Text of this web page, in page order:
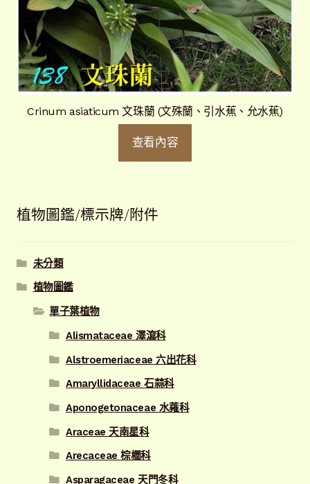
Crinum asiaticum 文珠蘭 (文殊蘭、引水蕉、允水蕉)
查看內容
植物圖鑑/標示牌/附件
未分類
植物圖鑑
單子葉植物
Alismataceae 澤瀉科
Alstroemeriaceae 六出花科
Amaryllidaceae 石蒜科
Aponogetonaceae 水蕹科
Araceae 天南星科
Arecaceae 棕櫚科
Asparagaceae 天門冬科